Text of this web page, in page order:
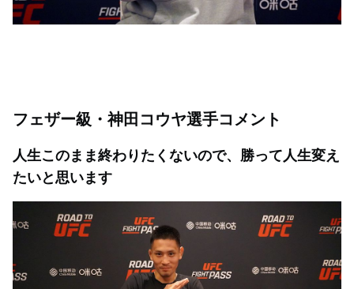
フェザー級・神田コウヤ選手コメント
人生このまま終わりたくないので、勝って人生変え
たいと思います